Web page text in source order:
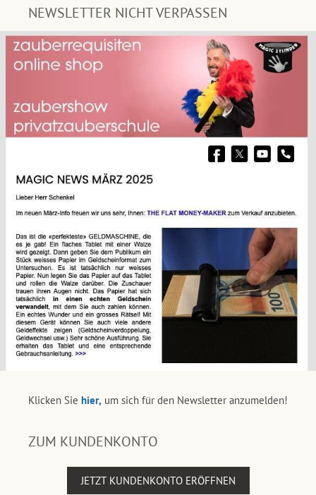
NEWSLETTER NICHT VERPASSEN
Klicken Sie hier, um sich für den Newsletter anzumelden!
ZUM KUNDENKONTO
JETZT KUNDENKONTO ERÖFFNEN